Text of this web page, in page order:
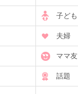
子ども
夫婦
ママ友
話題